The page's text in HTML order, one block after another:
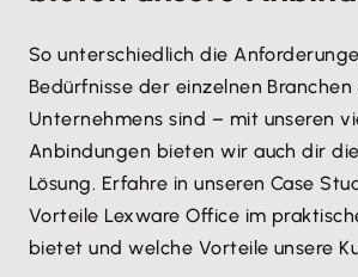
So unterschiedlich die
Bedürfnisse der einzelnen
Unternehmens sind – mit unseren
Anbindungen bieten wir auch dir
Lösung. Erfahre in unseren Case
Vorteile Lexware Office im
bietet und welche Vorteile unsere